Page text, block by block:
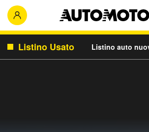
Listino Usato Listino auto